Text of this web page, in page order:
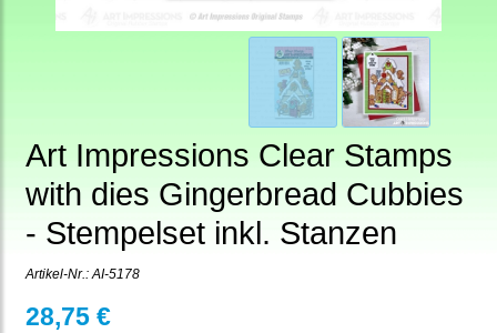
Art Impressions Clear Stamps
with dies Gingerbread Cubbies
- Stempelset inkl. Stanzen
Artikel-Nr.: AI-5178
28,75 €